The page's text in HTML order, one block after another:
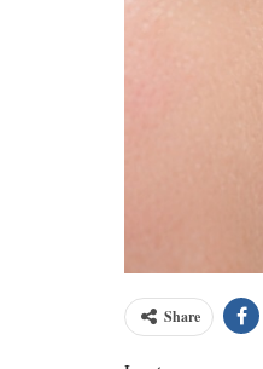
Share